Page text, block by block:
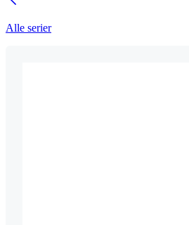
Alle serier